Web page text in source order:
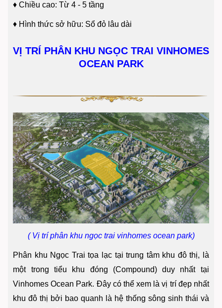
♦Chiều cao: Từ 4 - 5 tầng
♦ Hình thức sở hữu: Sổ đỏ lâu dài
VỊ TRÍ PHÂN KHU NGỌC TRAI VINHOMES
OCEAN PARK
( Vị trí phân khu ngọc trai vinhomes ocean park)
Phân khu Ngọc Trai tọa lạc tại trung tâm khu đô thị, là
một trong tiểu khu đóng (Compound) duy nhất tại
Vinhomes Ocean Park. Đây có thể xem là vị trí đẹp nhất
khu đô thị bởi bao quanh là hệ thống sông sinh thái và